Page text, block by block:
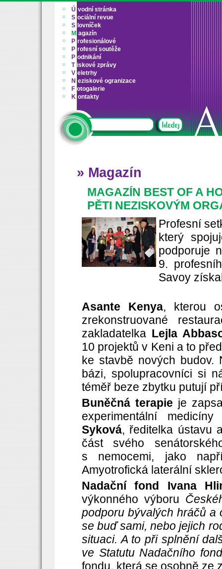
Ú vodní stránka
S ociální revue
S lovníček
M agazín
P rofesionálové
P rofesní soutěže
P odnikání
T iskové zprávy
V eletrhy
N eziskové ogranizace
F otogalerie
K ontakty
» Magazín
MAGAZÍN BEST OF A
PĚTI NEZISKOVÝM
Profesní
který
podporuje
9.
Savoy
Asante Kenya, kterou
zrekonstruované
zakladatelka Lejla
10 projektů v Keni a to
ke stavbě nových budov.
bázi, spolupracovníci si
téměř beze zbytku putují
Buněčná terapie je
experimentální
Syková, ředitelka ústavu
část svého
s nemocemi, jako
Amyotrofická laterální
Nadační fond Ivana
výkonného výboru
podporu bývalých hráčů a
se buď sami, nebo jejich
situaci. A to při splnění
ve Statutu Nadačního
fondu, která se osobně ze